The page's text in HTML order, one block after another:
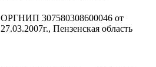
ОРГНИП 307580308600046 от
27.03.2007г., Пензенская область